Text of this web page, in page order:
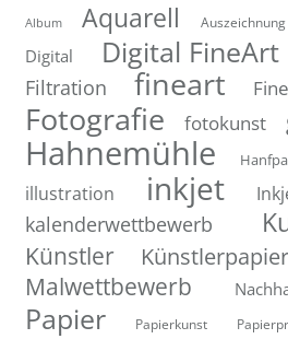
Album Aquarell Auszeichnung
Digital Digital FineArt
Filtration fineart
Fotografie fotokunst
Hahnemühle
illustration inkjet
kalenderwettbewerb
Künstler Künstlerpapier
Malwettbewerb
Papier Papierkunst